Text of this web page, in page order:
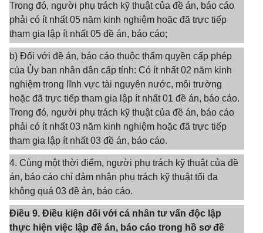
Trong đó, người phụ trách kỹ thuật của đề án, báo cáo
phải có ít nhất 05 năm kinh nghiệm hoặc đã trực tiếp
tham gia lập ít nhất 05 đề án, báo cáo;
b) Đối với đề án, báo cáo thuộc thẩm quyền cấp phép
của Ủy ban nhân dân cấp tỉnh: Có ít nhất 02 năm kinh
nghiệm trong lĩnh vực tài nguyên nước, môi trường
hoặc đã trực tiếp tham gia lập ít nhất 01 đề án, báo cáo.
Trong đó, người phụ trách kỹ thuật của đề án, báo cáo
phải có ít nhất 03 năm kinh nghiệm hoặc đã trực tiếp
tham gia lập ít nhất 03 đề án, báo cáo.
4. Cùng một thời điểm, người phụ trách kỹ thuật của đề
án, báo cáo chỉ đảm nhận phụ trách kỹ thuật tối đa
không quá 03 đề án, báo cáo.
Điều 9. Điều kiện đối với cá nhân tư vấn độc lập
thực hiện việc lập đề án, báo cáo trong hồ sơ đề